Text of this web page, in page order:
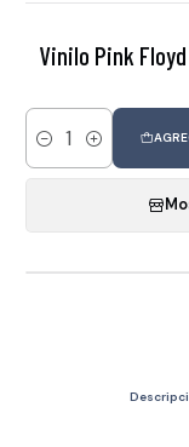
Vinilo Pink
Cantidad